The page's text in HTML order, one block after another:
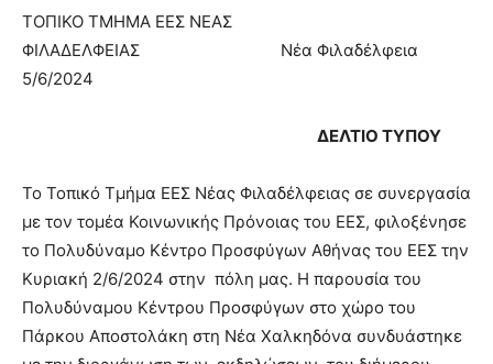
ΤΟΠΙΚΟ ΤΜΗΜΑ ΕΕΣ ΝΕΑΣ
ΦΙΛΑΔΕΛΦΕΙΑΣ Νέα Φιλαδέλφεια
5/6/2024
ΔΕΛΤΙΟ ΤΥΠΟΥ
Το Τοπικό Τμήμα ΕΕΣ Νέας Φιλαδέλφειας σε συνεργασία
με τον τομέα Κοινωνικής Πρόνοιας του ΕΕΣ, φιλοξένησε
το Πολυδύναμο Κέντρο Προσφύγων Αθήνας του ΕΕΣ την
Κυριακή 2/6/2024 στην πόλη μας. Η παρουσία του
Πολυδύναμου Κέντρου Προσφύγων στο χώρο του
Πάρκου Αποστολάκη στη Νέα Χαλκηδόνα συνδυάστηκε